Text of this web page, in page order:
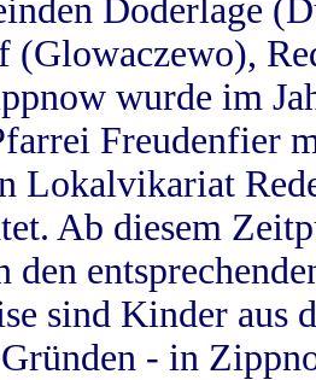
Doderlage
wurde im
Freudenfier
Lokalvikariat
Ab diesem
den
sind Kinder aus
- in